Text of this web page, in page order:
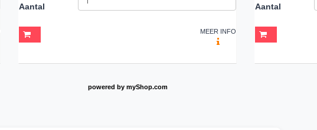
Aantal
MEER INFO
Aantal
powered by myShop.com